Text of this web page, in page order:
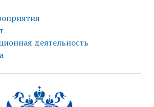
деятельность